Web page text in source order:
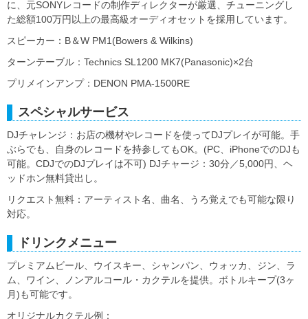
に、元SONYレコードの制作ディレクターが厳選、チューニングし
た総額100万円以上の最高級オーディオセットを採用しています。
スピーカー：B＆W PM1(Bowers & Wilkins)
ターンテーブル：Technics SL1200 MK7(Panasonic)×2台
プリメインアンプ：DENON PMA-1500RE
スペシャルサービス
DJチャレンジ：お店の機材やレコードを使ってDJプレイが可能。手
ぶらでも、自身のレコードを持参してもOK。(PC、iPhoneでのDJも
可能。CDJでのDJプレイは不可) DJチャージ：30分／5,000円、ヘ
ッドホン無料貸出し。
リクエスト無料：アーティスト名、曲名、うろ覚えでも可能な限り
対応。
ドリンクメニュー
プレミアムビール、ウイスキー、シャンパン、ウォッカ、ジン、ラ
ム、ワイン、ノンアルコール・カクテルを提供。ボトルキープ(3ヶ
月)も可能です。
オリジナルカクテル例：